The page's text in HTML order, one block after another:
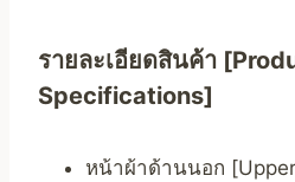
รายละเอียดสินค้า
Specifications]
หน้าผ้าด้านนอก